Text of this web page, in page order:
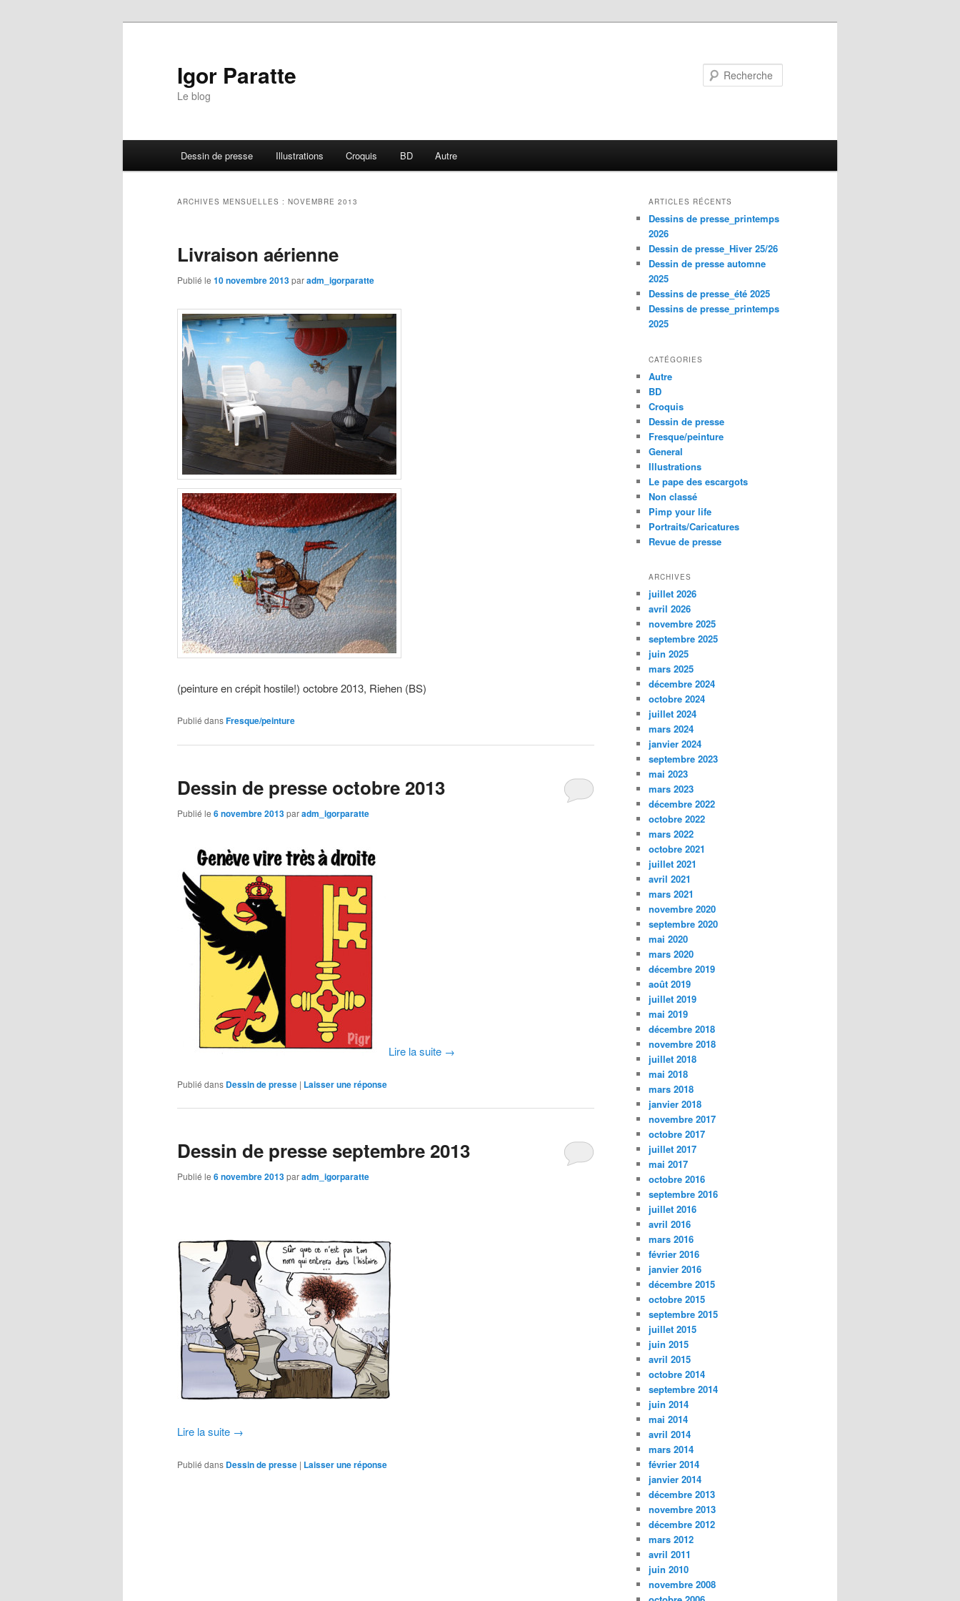
Igor Paratte
Le blog
Aller au contenu principal
Aller au contenu secondaire
Dessin de presse Illustrations Croquis BD Autre
ARCHIVES MENSUELLES : NOVEMBRE 2013
Livraison aérienne
Publié le 10 novembre 2013paradm_igorparatte
(peinture en crépit hostile!) octobre 2013, Riehen (BS)
Publié dansFresque/peinture
Dessin de presse octobre 2013
Publié le 6 novembre 2013paradm_igorparatte
Lire la suite →
Publié dans Dessin de presse | Laisser une réponse
Dessin de presse septembre 2013
Publié le 6 novembre 2013paradm_igorparatte
Lire la suite →
Publié dans Dessin de presse | Laisser une réponse
ARTICLES RÉCENTS
Dessins de presse_printemps
2026
Dessin de presse_Hiver 25/26
Dessin de presse automne
2025
Dessins de presse_été 2025
Dessins de presse_printemps
2025
CATÉGORIES
Autre
BD
Croquis
Dessin de presse
Fresque/peinture
General
Illustrations
Le pape des escargots
Non classé
Pimp your life
Portraits/Caricatures
Revue de presse
ARCHIVES
juillet 2026
avril 2026
novembre 2025
septembre 2025
juin 2025
mars 2025
décembre 2024
octobre 2024
juillet 2024
mars 2024
janvier 2024
septembre 2023
mai 2023
mars 2023
décembre 2022
octobre 2022
mars 2022
octobre 2021
juillet 2021
avril 2021
mars 2021
novembre 2020
septembre 2020
mai 2020
mars 2020
décembre 2019
août 2019
juillet 2019
mai 2019
décembre 2018
novembre 2018
juillet 2018
mai 2018
mars 2018
janvier 2018
novembre 2017
octobre 2017
juillet 2017
mai 2017
octobre 2016
septembre 2016
juillet 2016
avril 2016
mars 2016
février 2016
janvier 2016
décembre 2015
octobre 2015
septembre 2015
juillet 2015
juin 2015
avril 2015
octobre 2014
septembre 2014
juin 2014
mai 2014
avril 2014
mars 2014
février 2014
janvier 2014
décembre 2013
novembre 2013
décembre 2012
mars 2012
avril 2011
juin 2010
novembre 2008